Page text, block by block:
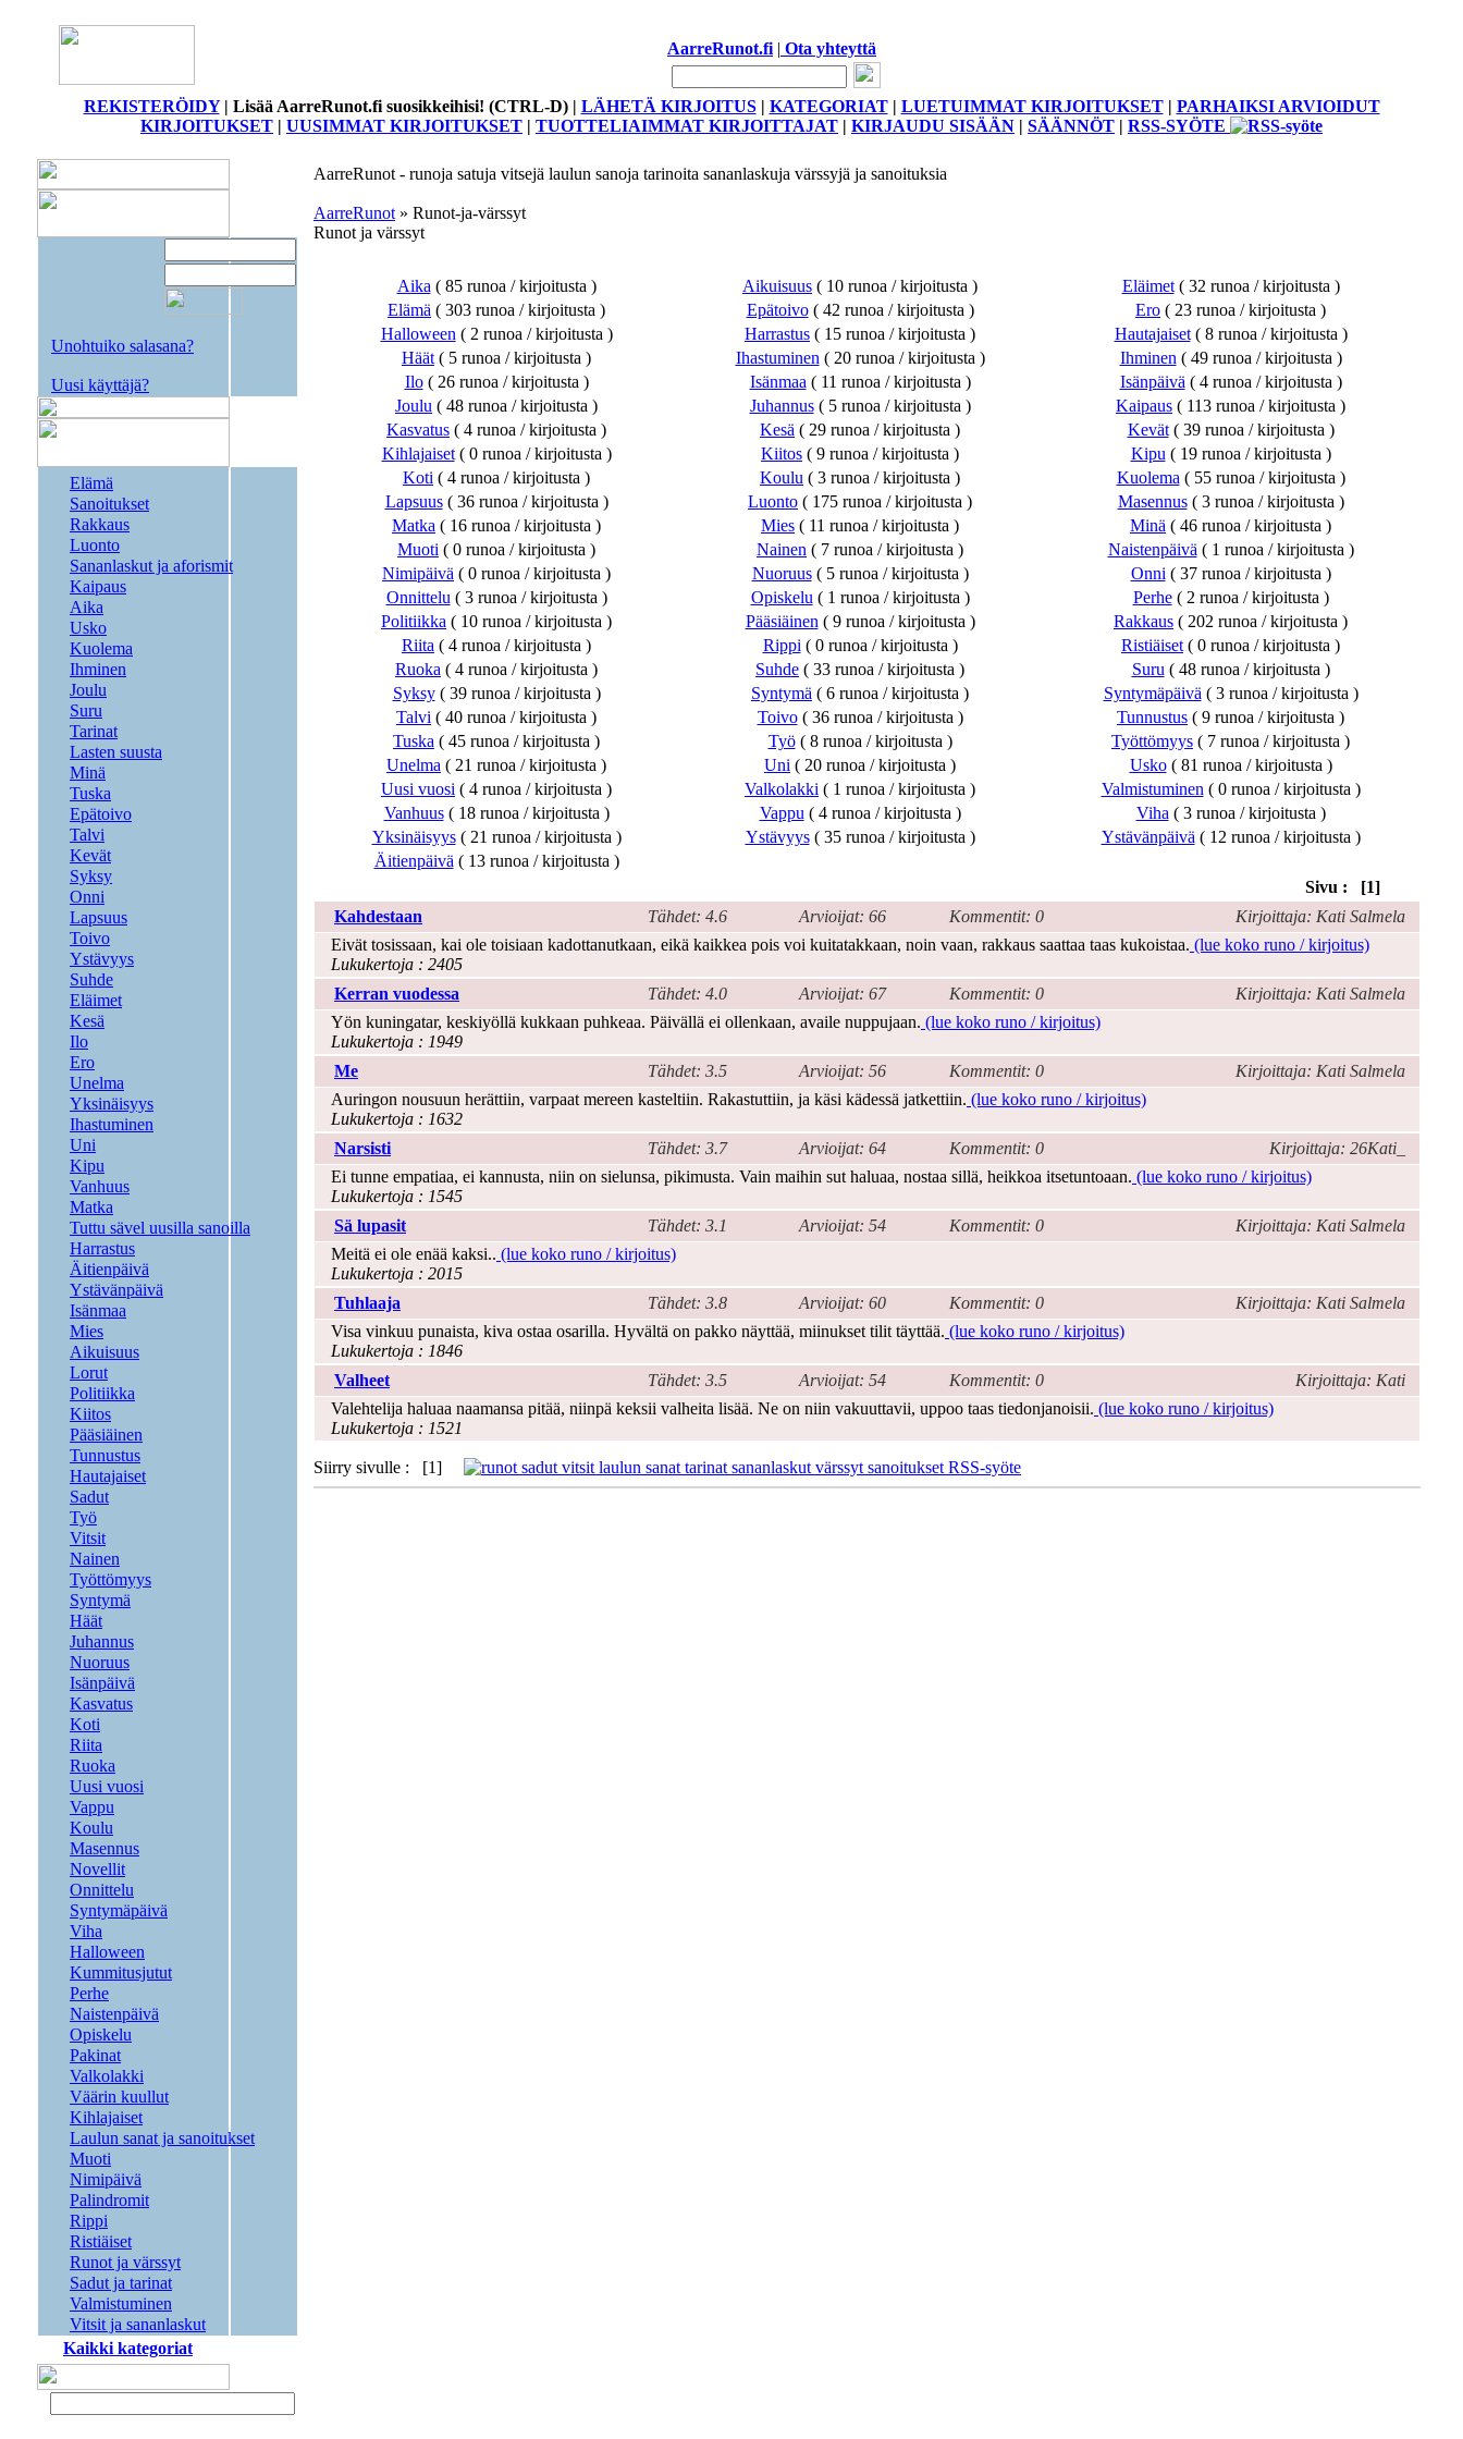
AarreRunot.fi | Ota yhteyttä
REKISTERÖIDY| Lisää AarreRunot.fi suosikkeihisi! (CTRL-D) | LÄHETÄ KIRJOITUS| KATEGORIAT| LUETUIMMAT KIRJOITUKSET| PARHAIKSI ARVIOIDUT
KIRJOITUKSET | UUSIMMAT KIRJOITUKSET | TUOTTELIAIMMAT KIRJOITTAJAT | KIRJAUDU SISÄÄN | SÄÄNNÖT | RSS-SYÖTE
Unohtuiko salasana?
Uusi käyttäjä?
Elämä
Sanoitukset
Rakkaus
Luonto
Sananlaskut ja aforismit
Kaipaus
Aika
Usko
Kuolema
Ihminen
Joulu
Suru
Tarinat
Lasten suusta
Minä
Tuska
Epätoivo
Talvi
Kevät
Syksy
Onni
Lapsuus
Toivo
Ystävyys
Suhde
Eläimet
Kesä
Ilo
Ero
Unelma
Yksinäisyys
Ihastuminen
Uni
Kipu
Vanhuus
Matka
Tuttu sävel uusilla sanoilla
Harrastus
Äitienpäivä
Ystävänpäivä
Isänmaa
Mies
Aikuisuus
Lorut
Politiikka
Kiitos
Pääsiäinen
Tunnustus
Hautajaiset
Sadut
Työ
Vitsit
Nainen
Työttömyys
Syntymä
Häät
Juhannus
Nuoruus
Isänpäivä
Kasvatus
Koti
Riita
Ruoka
Uusi vuosi
Vappu
Koulu
Masennus
Novellit
Onnittelu
Syntymäpäivä
Viha
Halloween
Kummitusjutut
Perhe
Naistenpäivä
Opiskelu
Pakinat
Valkolakki
Väärin kuullut
Kihlajaiset
Laulun sanat ja sanoitukset
Muoti
Nimipäivä
Palindromit
Rippi
Ristiäiset
Runot ja värssyt
Sadut ja tarinat
Valmistuminen
Vitsit ja sananlaskut
Kaikki kategoriat
AarreRunot - runoja satuja vitsejä laulun sanoja tarinoita sananlaskuja värssyjä ja sanoituksia
AarreRunot » Runot-ja-värssyt
Runot ja värssyt
Aika ( 85 runoa / kirjoitusta ) Aikuisuus ( 10 runoa / kirjoitusta ) Eläimet( 32 runoa / kirjoitusta )
Elämä ( 303 runoa / kirjoitusta ) Epätoivo( 42 runoa / kirjoitusta ) Ero ( 23 runoa / kirjoitusta )
Halloween ( 2 runoa / kirjoitusta ) Harrastus ( 15 runoa / kirjoitusta ) Hautajaiset( 8 runoa / kirjoitusta )
Häät ( 5 runoa / kirjoitusta ) Ihastuminen ( 20 runoa / kirjoitusta ) Ihminen ( 49 runoa / kirjoitusta )
Ilo( 26 runoa / kirjoitusta ) Isänmaa ( 11 runoa / kirjoitusta ) Isänpäivä ( 4 runoa / kirjoitusta )
Joulu ( 48 runoa / kirjoitusta ) Juhannus( 5 runoa / kirjoitusta ) Kaipaus ( 113 runoa / kirjoitusta )
Kasvatus ( 4 runoa / kirjoitusta ) Kesä ( 29 runoa / kirjoitusta ) Kevät( 39 runoa / kirjoitusta )
Kihlajaiset( 0 runoa / kirjoitusta ) Kiitos ( 9 runoa / kirjoitusta ) Kipu ( 19 runoa / kirjoitusta )
Koti ( 4 runoa / kirjoitusta ) Koulu ( 3 runoa / kirjoitusta ) Kuolema ( 55 runoa / kirjoitusta )
Lapsuus( 36 runoa / kirjoitusta ) Luonto ( 175 runoa / kirjoitusta ) Masennus( 3 runoa / kirjoitusta )
Matka ( 16 runoa / kirjoitusta ) Mies ( 11 runoa / kirjoitusta ) Minä ( 46 runoa / kirjoitusta )
Muoti ( 0 runoa / kirjoitusta ) Nainen ( 7 runoa / kirjoitusta ) Naistenpäivä ( 1 runoa / kirjoitusta )
Nimipäivä ( 0 runoa / kirjoitusta ) Nuoruus( 5 runoa / kirjoitusta ) Onni ( 37 runoa / kirjoitusta )
Onnittelu ( 3 runoa / kirjoitusta ) Opiskelu ( 1 runoa / kirjoitusta ) Perhe( 2 runoa / kirjoitusta )
Politiikka ( 10 runoa / kirjoitusta ) Pääsiäinen ( 9 runoa / kirjoitusta ) Rakkaus ( 202 runoa / kirjoitusta )
Riita ( 4 runoa / kirjoitusta ) Rippi ( 0 runoa / kirjoitusta ) Ristiäiset ( 0 runoa / kirjoitusta )
Ruoka ( 4 runoa / kirjoitusta ) Suhde ( 33 runoa / kirjoitusta ) Suru ( 48 runoa / kirjoitusta )
Syksy( 39 runoa / kirjoitusta ) Syntymä ( 6 runoa / kirjoitusta ) Syntymäpäivä ( 3 runoa / kirjoitusta )
Talvi ( 40 runoa / kirjoitusta ) Toivo( 36 runoa / kirjoitusta ) Tunnustus ( 9 runoa / kirjoitusta )
Tuska ( 45 runoa / kirjoitusta ) Työ( 8 runoa / kirjoitusta ) Työttömyys ( 7 runoa / kirjoitusta )
Unelma ( 21 runoa / kirjoitusta ) Uni ( 20 runoa / kirjoitusta ) Usko( 81 runoa / kirjoitusta )
Uusi vuosi ( 4 runoa / kirjoitusta ) Valkolakki ( 1 runoa / kirjoitusta ) Valmistuminen ( 0 runoa / kirjoitusta )
Vanhuus( 18 runoa / kirjoitusta ) Vappu ( 4 runoa / kirjoitusta ) Viha ( 3 runoa / kirjoitusta )
Yksinäisyys( 21 runoa / kirjoitusta ) Ystävyys( 35 runoa / kirjoitusta ) Ystävänpäivä ( 12 runoa / kirjoitusta )
Äitienpäivä ( 13 runoa / kirjoitusta )
Sivu : [1]
Kahdestaan
Tähdet: 4.6 Arvioijat: 66 Kommentit: 0
Kirjoittaja: Kati Salmela
Eivät tosissaan, kai ole toisiaan kadottanutkaan, eikä kaikkea pois voi kuitatakkaan, noin vaan, rakkaus saattaa taas kukoistaa. (lue koko runo / kirjoitus)
Lukukertoja : 2405
Kerran vuodessa
Tähdet: 4.0 Arvioijat: 67 Kommentit: 0
Kirjoittaja: Kati Salmela
Yön kuningatar, keskiyöllä kukkaan puhkeaa. Päivällä ei ollenkaan, availe nuppujaan. (lue koko runo / kirjoitus)
Lukukertoja : 1949
Me
Tähdet: 3.5 Arvioijat: 56 Kommentit: 0
Kirjoittaja: Kati Salmela
Auringon nousuun herättiin, varpaat mereen kasteltiin. Rakastuttiin, ja käsi kädessä jatkettiin. (lue koko runo / kirjoitus)
Lukukertoja : 1632
Narsisti
Tähdet: 3.7 Arvioijat: 64 Kommentit: 0
Kirjoittaja: 26Kati_
Ei tunne empatiaa, ei kannusta, niin on sielunsa, pikimusta. Vain maihin sut haluaa, nostaa sillä, heikkoa itsetuntoaan. (lue koko runo / kirjoitus)
Lukukertoja : 1545
Sä lupasit
Tähdet: 3.1 Arvioijat: 54 Kommentit: 0
Kirjoittaja: Kati Salmela
Meitä ei ole enää kaksi.. (lue koko runo / kirjoitus)
Lukukertoja : 2015
Tuhlaaja
Tähdet: 3.8 Arvioijat: 60 Kommentit: 0
Kirjoittaja: Kati Salmela
Visa vinkuu punaista, kiva ostaa osarilla. Hyvältä on pakko näyttää, miinukset tilit täyttää. (lue koko runo / kirjoitus)
Lukukertoja : 1846
Valheet
Tähdet: 3.5 Arvioijat: 54 Kommentit: 0
Kirjoittaja: Kati
Valehtelija haluaa naamansa pitää, niinpä keksii valheita lisää. Ne on niin vakuuttavii, uppoo taas tiedonjanoisii. (lue koko runo / kirjoitus)
Lukukertoja : 1521
Siirry sivulle : [1]